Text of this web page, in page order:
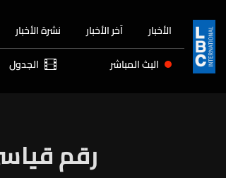
الأخبار آخر الأخبار نشرة الأخبار
البث المباشر الجدول
رقم